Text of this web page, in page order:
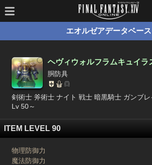
エオルゼアデータベース
ヘヴィウォルフラムキュイラ
胴防具
剣術士 斧術士 ナイト 戦士 暗黒騎士 ガンブレ
Lv 50～
ITEM LEVEL 90
物理防御力
魔法防御力